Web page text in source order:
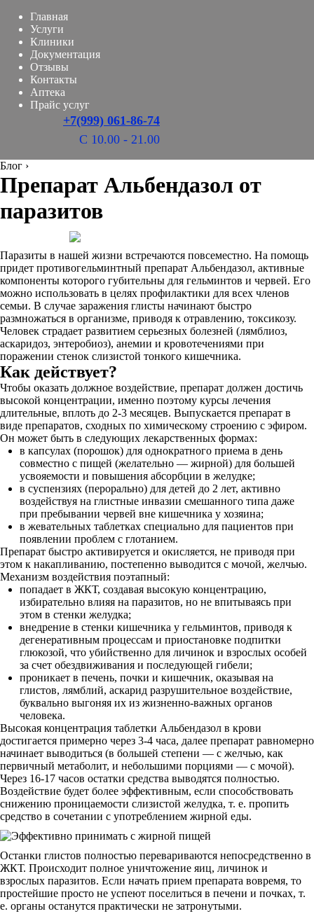
Главная
Услуги
Клиники
Документация
Отзывы
Контакты
Аптека
Прайс услуг
+7(999) 061-86-74
С 10.00 - 21.00
Блог ›
Препарат Альбендазол от
паразитов
Паразиты в нашей жизни встречаются повсеместно. На помощь
придет противогельминтный препарат Альбендазол, активные
компоненты которого губительны для гельминтов и червей. Его
можно использовать в целях профилактики для всех членов
семьи. В случае заражения глисты начинают быстро
размножаться в организме, приводя к отравлению, токсикозу.
Человек страдает развитием серьезных болезней (лямблиоз,
аскаридоз, энтеробиоз), анемии и кровотечениями при
поражении стенок слизистой тонкого кишечника.
Как действует?
Чтобы оказать должное воздействие, препарат должен достичь
высокой концентрации, именно поэтому курсы лечения
длительные, вплоть до 2-3 месяцев. Выпускается препарат в
виде препаратов, сходных по химическому строению с эфиром.
Он может быть в следующих лекарственных формах:
в капсулах (порошок) для однократного приема в день
совместно с пищей (желательно — жирной) для большей
усвояемости и повышения абсорбции в желудке;
в суспензиях (перорально) для детей до 2 лет, активно
воздействуя на глистные инвазии смешанного типа даже
при пребывании червей вне кишечника у хозяина;
в жевательных таблетках специально для пациентов при
появлении проблем с глотанием.
Препарат быстро активируется и окисляется, не приводя при
этом к накапливанию, постепенно выводится с мочой, желчью.
Механизм воздействия поэтапный:
попадает в ЖКТ, создавая высокую концентрацию,
избирательно влияя на паразитов, но не впитываясь при
этом в стенки желудка;
внедрение в стенки кишечника у гельминтов, приводя к
дегенеративным процессам и приостановке подпитки
глюкозой, что убийственно для личинок и взрослых особей
за счет обездвиживания и последующей гибели;
проникает в печень, почки и кишечник, оказывая на
глистов, лямблий, аскарид разрушительное воздействие,
буквально выгоняя их из жизненно-важных органов
человека.
Высокая концентрация таблетки Альбендазол в крови
достигается примерно через 3-4 часа, далее препарат равномерно
начинает выводиться (в большей степени — с желчью, как
первичный метаболит, и небольшими порциями — с мочой).
Через 16-17 часов остатки средства выводятся полностью.
Воздействие будет более эффективным, если способствовать
снижению проницаемости слизистой желудка, т. е. пропить
средство в сочетании с употреблением жирной еды.
Останки глистов полностью перевариваются непосредственно в
ЖКТ. Происходит полное уничтожение яиц, личинок и
взрослых паразитов. Если начать прием препарата вовремя, то
простейшие просто не успеют поселиться в печени и почках, т.
е. органы останутся практически не затронутыми.